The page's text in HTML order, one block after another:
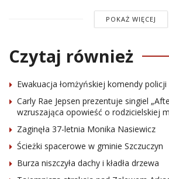
POKAŻ WIĘCEJ
Czytaj również
Ewakuacja łomżyńskiej komendy policji
Carly Rae Jepsen prezentuje singiel
wzruszająca opowieść o rodzicielskiej
Zaginęła 37-letnia Monika Nasiewicz
Ścieżki spacerowe w gminie Szczuczyn
Burza niszczyła dachy i kładła drzewa